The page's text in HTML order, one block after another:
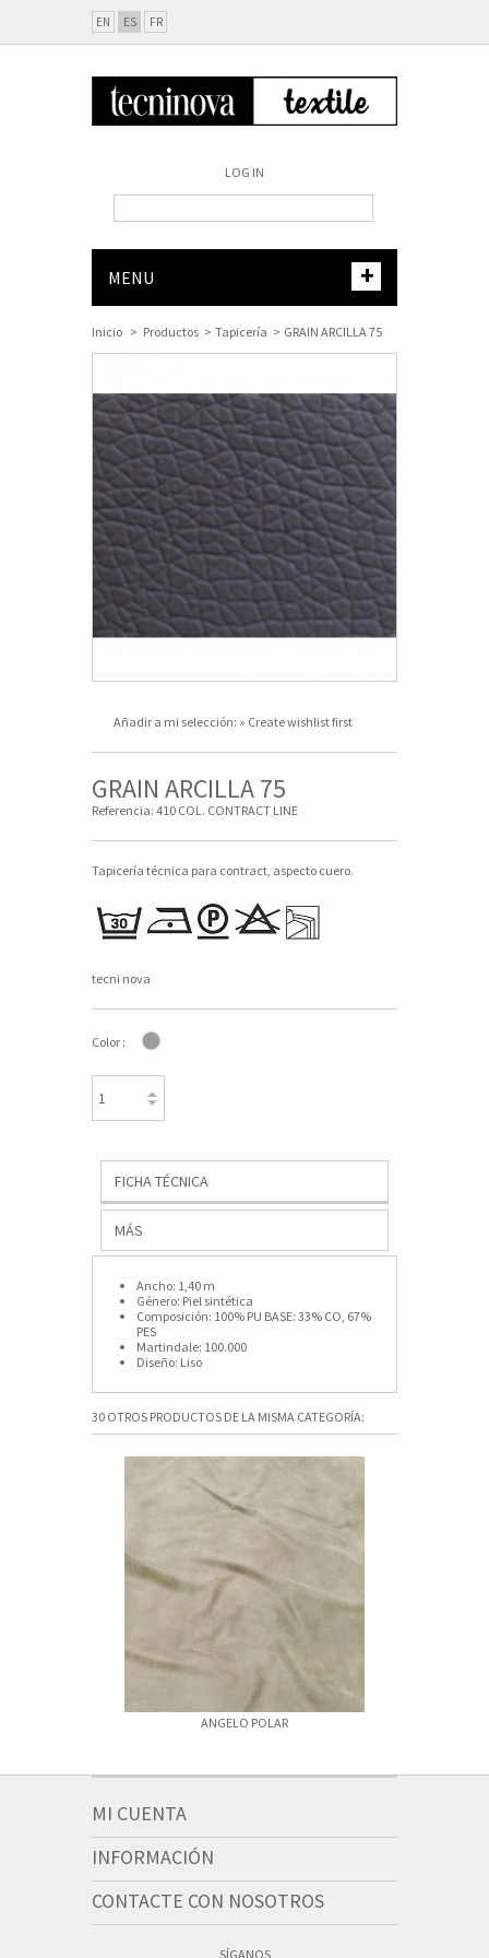
LOG IN
EN ES FR
+
MENU
Inicio > Productos > Tapicería > GRAIN ARCILLA 75
Añadir a mi selección: » Create wishlist first
GRAIN ARCILLA 75
Referencia: 410 COL. CONTRACT LINE
Tapicería técnica para contract, aspecto cuero.
tecni nova
Color :
FICHA TÉCNICA
MÁS
Ancho: 1,40 m
Género: Piel sintética
Composición: 100% PU BASE: 33% CO, 67%
PES
Martindale: 100.000
Diseño: Liso
30 OTROS PRODUCTOS DE LA MISMA CATEGORÍA:
ANGELO POLAR
MI CUENTA
INFORMACIÓN
CONTACTE CON NOSOTROS
SÍGANOS